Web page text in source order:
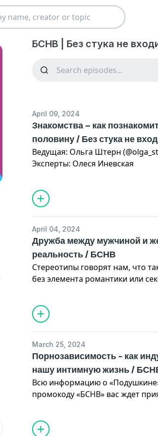
БСНВ | Без стука не
April 09, 2024
Знакомства – как
половину / Без стука не
Ведущая: Ольга Штерн
Эксперты: Олеся Иневская
Продюсер: Анастасия Колосова
Монтаж: Андрей Вурдов
Наш Telegram: https://t.me/
Подкаст студии «Трёшка»
По вопросам рекламы: https://
April 04, 2024
Дружба между мужчиной и
реальность / БСНВ
Стереотипы говорят нам, что
без элемента романтики или
Ведущая: Ольга Штерн
Креативный директор: Ваня
Продюсер: Анастасия Колосова
Монтаж: Андрей Вурдов
Подкаст студии «Трёшка»
По вопросам рекламы:
March 25, 2024
Порнозависимость - как
нашу интимную жизнь /
Всю информацию о
промокоду «БСНВ» вас ждет
Реклама: ООО «ПОДУШКИН
2SDnjcWpG9E